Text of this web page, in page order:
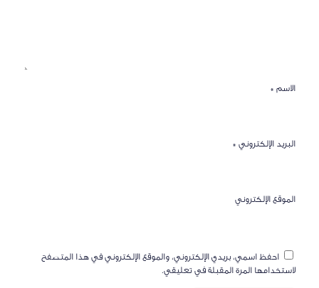
الاسم *
البريد الإلكتروني *
الموقع الإلكتروني
احفظ اسمي، بريدي الإلكتروني، والموقع الإلكتروني في هذا المتصفح
لاستخدامها المرة المقبلة في تعليقي.